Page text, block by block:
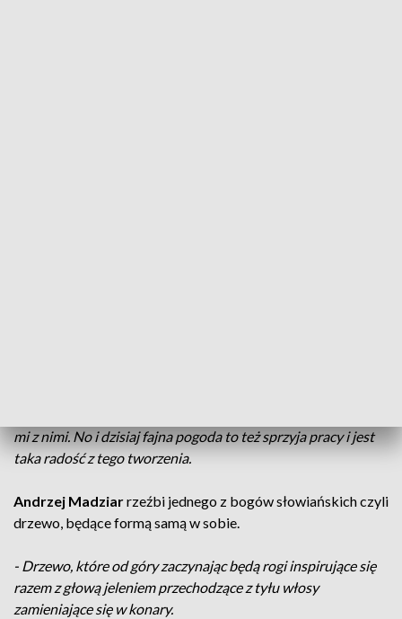
mi z nimi. No i dzisiaj fajna pogoda to też sprzyja pracy i jest
taka radość z tego tworzenia.
Andrzej Madziarrzeźbi jednego z bogów słowiańskich czyli
drzewo, będące formą samą w sobie.
- Drzewo, które od góry zaczynając będą rogi inspirujące się
razem z głową jeleniem przechodzące z tyłu włosy
zamieniające się w konary.